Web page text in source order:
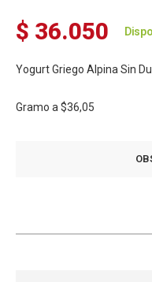
$ 36.050
Yogurt Griego Alpina Sin
Gramo a $36,05